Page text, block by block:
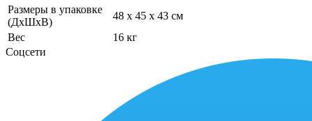
Размеры в упаковке
(ДхШхВ)
48 x 45 x 43 см
Вес
16 кг
Соцсети